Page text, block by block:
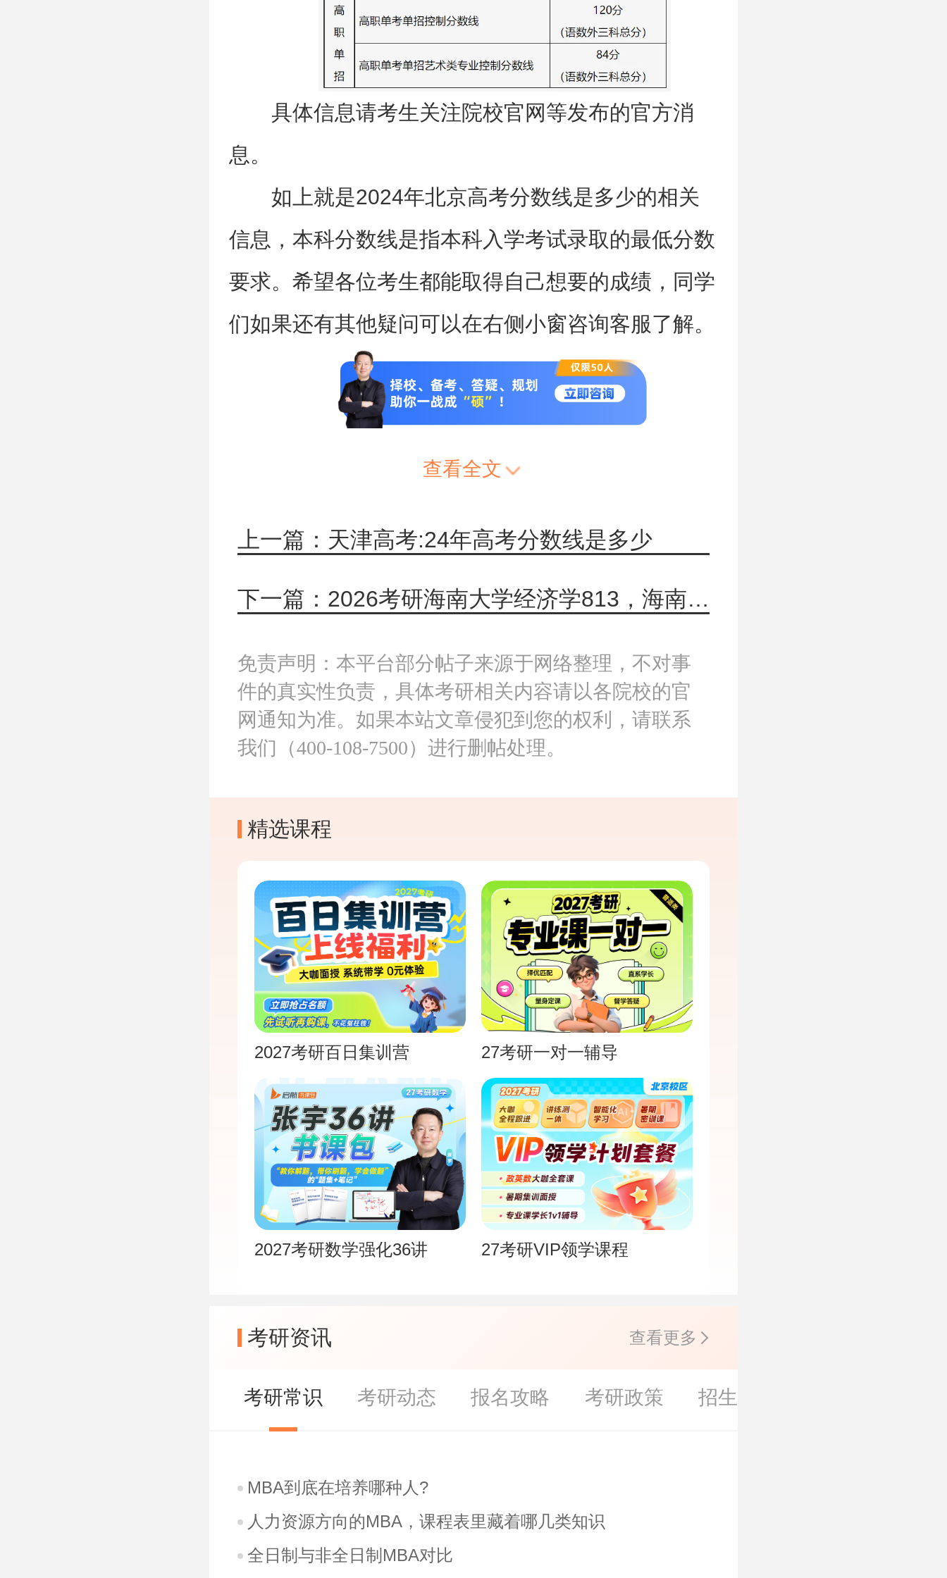
具体信息请考生关注院校官网等发布的官方消
息。
如上就是2024年北京高考分数线是多少的相关
信息，本科分数线是指本科入学考试录取的最低分数
要求。希望各位考生都能取得自己想要的成绩，同学
们如果还有其他疑问可以在右侧小窗咨询客服了解。
查看全文
上一篇：天津高考:24年高考分数线是多少
下一篇：2026考研海南大学经济学813，海南大学国际商学院及专业简介来了
免责声明：本平台部分帖子来源于网络整理，不对事
件的真实性负责，具体考研相关内容请以各院校的官
网通知为准。如果本站文章侵犯到您的权利，请联系
我们（400-108-7500）进行删帖处理。
精选课程
2027考研百日集训营 27考研一对一辅导
2027考研数学强化36讲 27考研VIP领学课程
考研资讯 查看更多
考研常识 考研动态 报名攻略 考研政策 招生简章
MBA到底在培养哪种人?
人力资源方向的MBA，课程表里藏着哪几类知识
全日制与非全日制MBA对比